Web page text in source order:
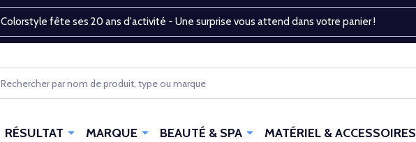
Colorstyle fête ses 20 ans d'activité - Une surprise vous attend dans votre panier !
RÉSULTAT MARQUE BEAUTÉ & SPA MATÉRIEL & ACCESSOIRES